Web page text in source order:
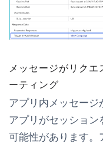
メッセージがリク
ーティング
アプリ内メッセージ
アプリがセッショ
可能性があります。